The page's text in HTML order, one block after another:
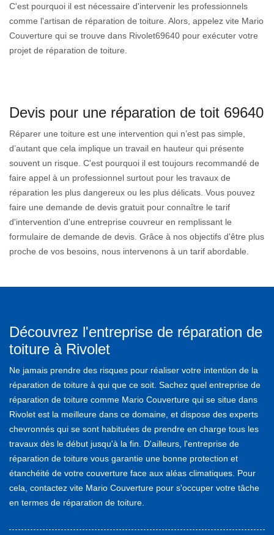
C'est pourquoi il est nécessaire d'intervenir les professionnels
comme l'artisan de réparation de toiture. Alors, appelez vite Mario
Couverture qui se trouve dans Rivolet69640 pour exécuter votre
projet de réparation de toiture.
Devis pour une réparation de toit 69640
Réparer une toiture est une intervention qui n’est pas simple,
d’autant que cela implique un travail en hauteur qui présente
souvent un risque. C'est pourquoi il est toujours recommandé de
faire appel à un professionnel surtout pour les travaux de
réparation les plus dangereux ou les plus délicats. Vous pouvez
faire une demande de devis gratuit pour connaître le tarif
d'intervention d'une entreprise couvreur en remplissant le
formulaire de demande de devis. Grâce à nos objectifs d'être plus
proche de vos besoins, nous intervenons à un tarif abordable.
Découvrez l'entreprise de réparation de
toiture à Rivolet
Ne jamais prendre des risques pour réaliser votre intention de la
réparation de toiture à qui que ce soit. Sachez quel entreprise de
réparation de toiture comme Mario Couverture qui se situe dans
Rivolet est la meilleure dans ce domaine, et dispose des experts
chevronnés qui se sont habituées de prendre en charge tous les
travaux dès le début jusqu'à la fin. D'ailleurs, l'entreprise de
réparation de toiture vous garantie une bonne protection et
étanchéité de votre couverture face aux aléas climatiques. Pour
cela, contactez vite Mario Couverture pour s'occuper votre tâche
en termes de réparation de toiture.